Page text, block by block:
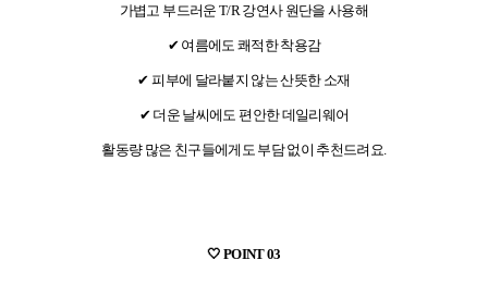
가볍고 부드러운 T/R 강연사 원단을 사용해
✔ 여름에도 쾌적한 착용감
✔ 피부에 달라붙지 않는 산뜻한 소재
✔ 더운 날씨에도 편안한 데일리웨어
활동량 많은 친구들에게도 부담 없이 추천드려요.
🤍 POINT 03